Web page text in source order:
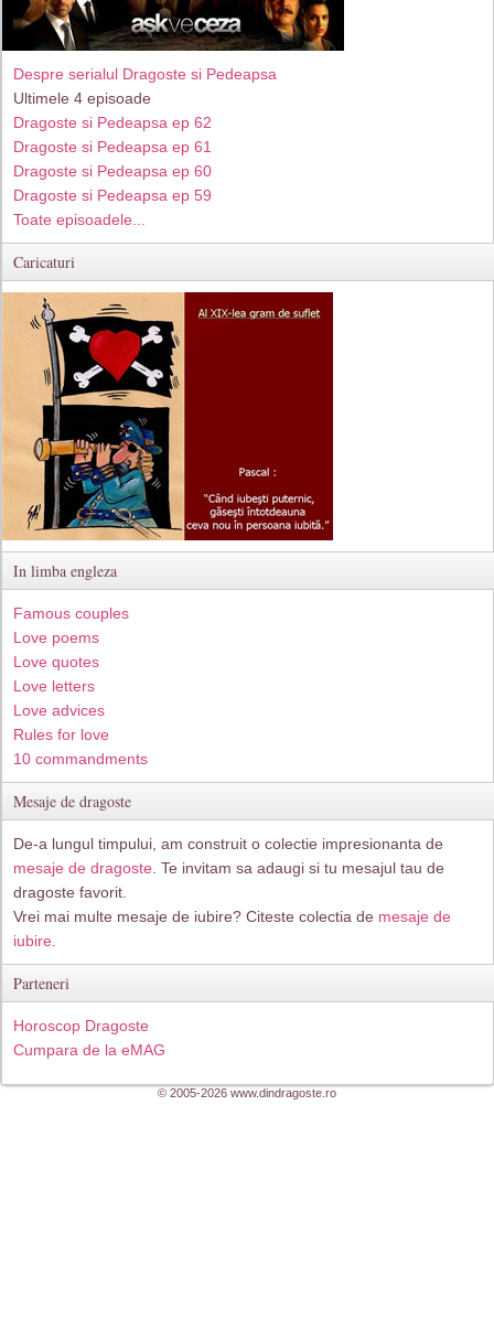
Despre serialul Dragoste si Pedeapsa
Ultimele 4 episoade
Dragoste si Pedeapsa ep 62
Dragoste si Pedeapsa ep 61
Dragoste si Pedeapsa ep 60
Dragoste si Pedeapsa ep 59
Toate episoadele...
Caricaturi
In limba engleza
Famous couples
Love poems
Love quotes
Love letters
Love advices
Rules for love
10 commandments
Mesaje de dragoste
De-a lungul timpului, am construit o colectie impresionanta de
mesaje de dragoste . Te invitam sa adaugi si tu mesajul tau de
dragoste favorit.
Vrei mai multe mesaje de iubire? Citeste colectia de mesaje de
iubire.
Parteneri
Horoscop Dragoste
Cumpara de la eMAG
© 2005-2026 www.dindragoste.ro